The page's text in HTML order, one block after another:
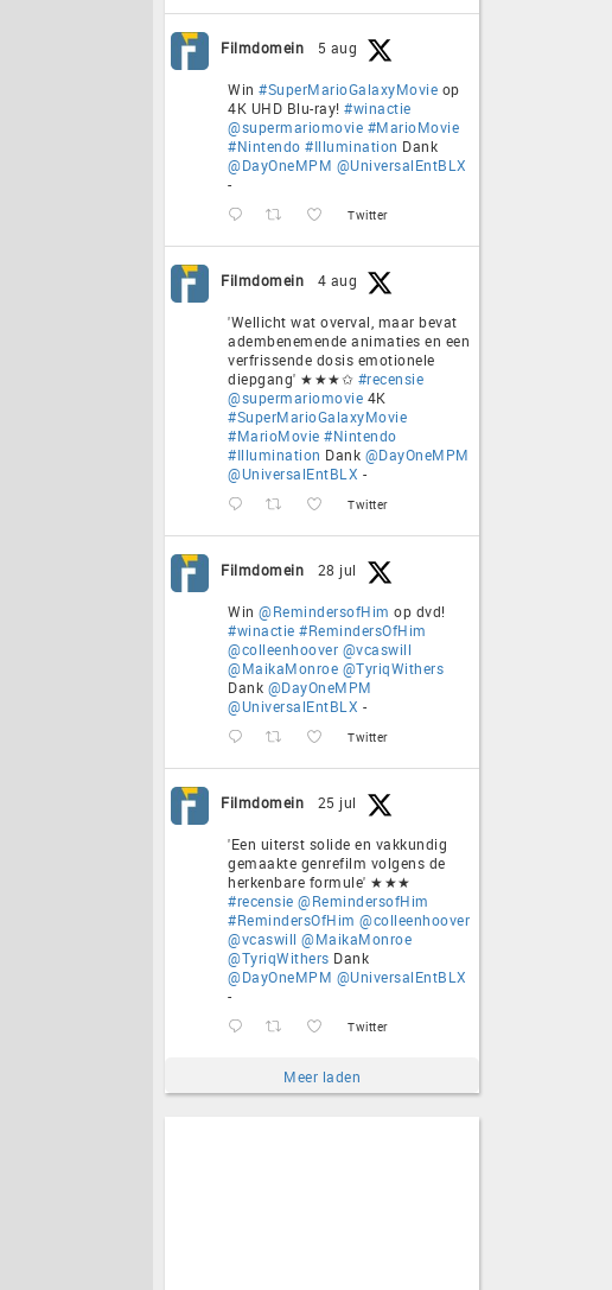
Filmdomein 5 aug
Win #SuperMarioGalaxyMovie op
4K UHD Blu-ray! #winactie
@supermariomovie #MarioMovie
#Nintendo #Illumination Dank
@DayOneMPM @UniversalEntBLX
-
Twitter
Filmdomein 4 aug
'Wellicht wat overval, maar bevat
adembenemende animaties en een
verfrissende dosis emotionele
diepgang' ★★★✩ #recensie
@supermariomovie 4K
#SuperMarioGalaxyMovie
#MarioMovie #Nintendo
#Illumination Dank @DayOneMPM
@UniversalEntBLX -
Twitter
Filmdomein 28 jul
Win @RemindersofHim op dvd!
#winactie #RemindersOfHim
@colleenhoover @vcaswill
@MaikaMonroe @TyriqWithers
Dank @DayOneMPM
@UniversalEntBLX -
Twitter
Filmdomein 25 jul
'Een uiterst solide en vakkundig
gemaakte genrefilm volgens de
herkenbare formule' ★★★
#recensie @RemindersofHim
#RemindersOfHim @colleenhoover
@vcaswill @MaikaMonroe
@TyriqWithers Dank
@DayOneMPM @UniversalEntBLX
-
Twitter
Meer laden